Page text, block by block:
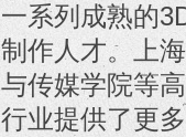
一系列成熟的
制作人才。上
与传媒学院等
行业提供了更